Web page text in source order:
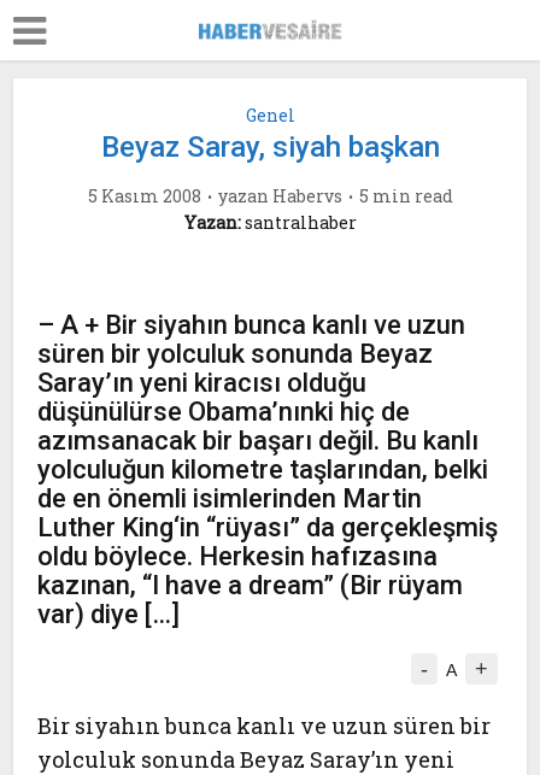
Genel
Beyaz Saray, siyah başkan
5 Kasım 2008 yazan Habervs
5 min read
Yazan:santralhaber
– A + Bir siyahın bunca kanlı ve uzun
süren bir yolculuk sonunda Beyaz
Saray’ın yeni kiracısı olduğu
düşünülürse Obama’nınki hiç de
azımsanacak bir başarı değil. Bu kanlı
yolculuğun kilometre taşlarından, belki
de en önemli isimlerinden Martin
Luther King‘in “rüyası” da gerçekleşmiş
oldu böylece. Herkesin hafızasına
kazınan, “I have a dream” (Bir rüyam
var) diye […]
- A +
Bir siyahın bunca kanlı ve uzun süren bir
yolculuk sonunda Beyaz Saray’ın yeni